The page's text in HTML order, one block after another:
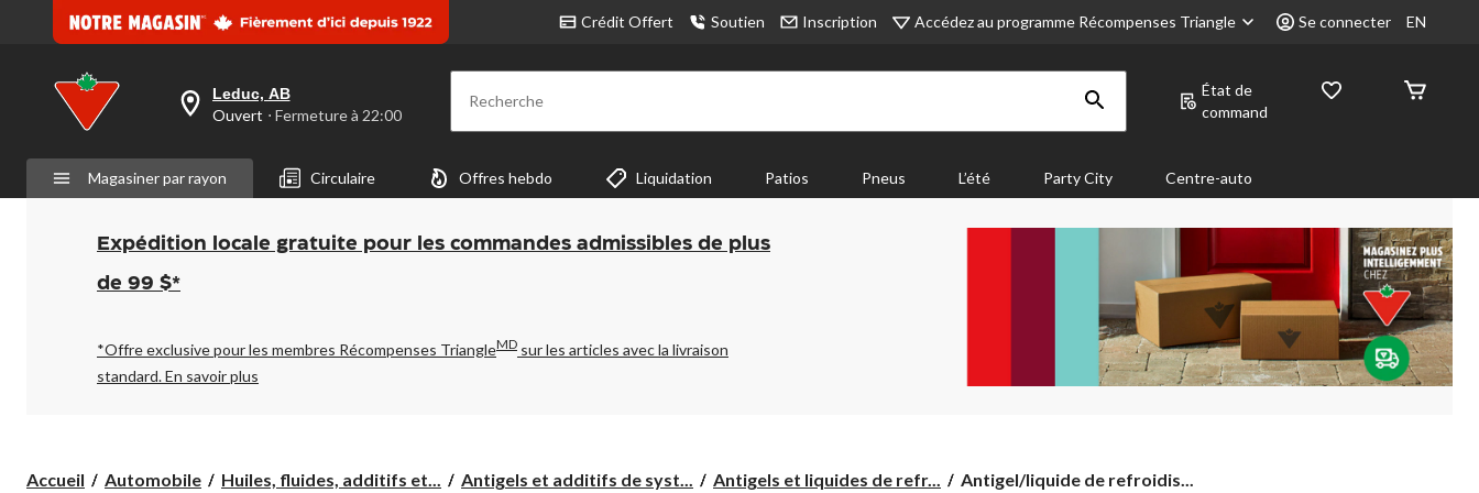
Crédit Offert Soutien Inscription Accédez au programme Récompenses Triangle Se connecter EN
votre
est
Leduc,
AB,
Ouvert,
Fermeture
à
pour
changer
Leduc, AB
Ouvert ⋅ Fermeture à 22:00 Recherche
État de
command
Magasiner par rayon Circulaire Offres hebdo Liquidation Patios Pneus L’été Party City Centre-auto
Expédition locale gratuite pour les commandes admissibles de plus
de 99 $*
*Offre exclusive pour les membres Récompenses TriangleMD sur les articles avec la livraison
standard.En savoir plus
Accueil Automobile Huiles, fluides, additifs et... Antigels et additifs de syst... Antigels et liquides de refr...
Antigel/liquide
Antigel/liquide de refroidis...